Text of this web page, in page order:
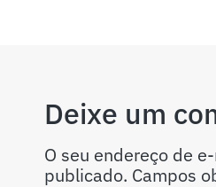
Deixe um
O seu endereço de
publicado. Campos